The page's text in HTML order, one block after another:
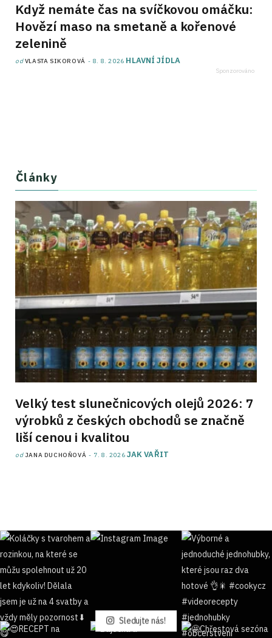
Když nemáte čas na svíčkovou omáčku:
Hovězí maso na smetaně a kořenové
zelenině
odVLASTA SIKOROVÁ 8. 8. 2026 HLAVNÍ JÍDLA
Články
Velký test slunečnicových olejů 2026: 7
výrobků z českých obchodů se značně
liší cenou i kvalitou
od JANA DUCHOŇOVÁ 7. 8. 2026 JAK VAŘIT
Sledujte nás!